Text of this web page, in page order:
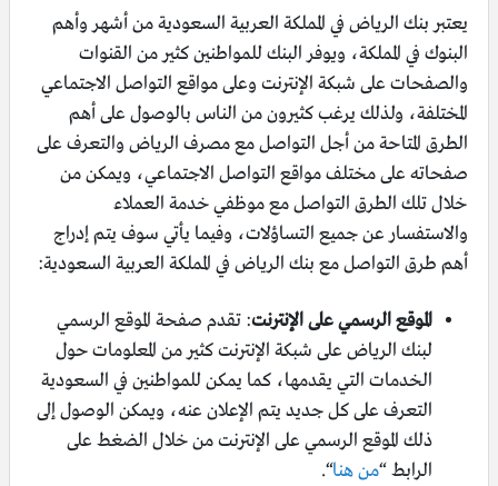
يعتبر بنك الرياض في المملكة العربية السعودية من أشهر وأهم
البنوك في المملكة، ويوفر البنك للمواطنين كثير من القنوات
والصفحات على شبكة الإنترنت وعلى مواقع التواصل الاجتماعي
المختلفة، ولذلك يرغب كثيرون من الناس بالوصول على أهم
الطرق المتاحة من أجل التواصل مع مصرف الرياض والتعرف على
صفحاته على مختلف مواقع التواصل الاجتماعي، ويمكن من
خلال تلك الطرق التواصل مع موظفي خدمة العملاء
والاستفسار عن جميع التساؤلات، وفيما يأتي سوف يتم إدراج
أهم طرق التواصل مع بنك الرياض في المملكة العربية السعودية:
الموقع الرسمي على الإنترنت: تقدم صفحة الموقع الرسمي
لبنك الرياض على شبكة الإنترنت كثير من المعلومات حول
الخدمات التي يقدمها، كما يمكن للمواطنين في السعودية
التعرف على كل جديد يتم الإعلان عنه، ويمكن الوصول إلى
ذلك الموقع الرسمي على الإنترنت من خلال الضغط على
الرابط “من هنا“.